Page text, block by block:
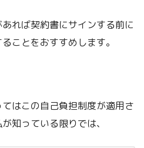
れば契約書にサインする前に
ことをおすすめします。
はこの自己負担制度が適用さ
知っている限りでは、